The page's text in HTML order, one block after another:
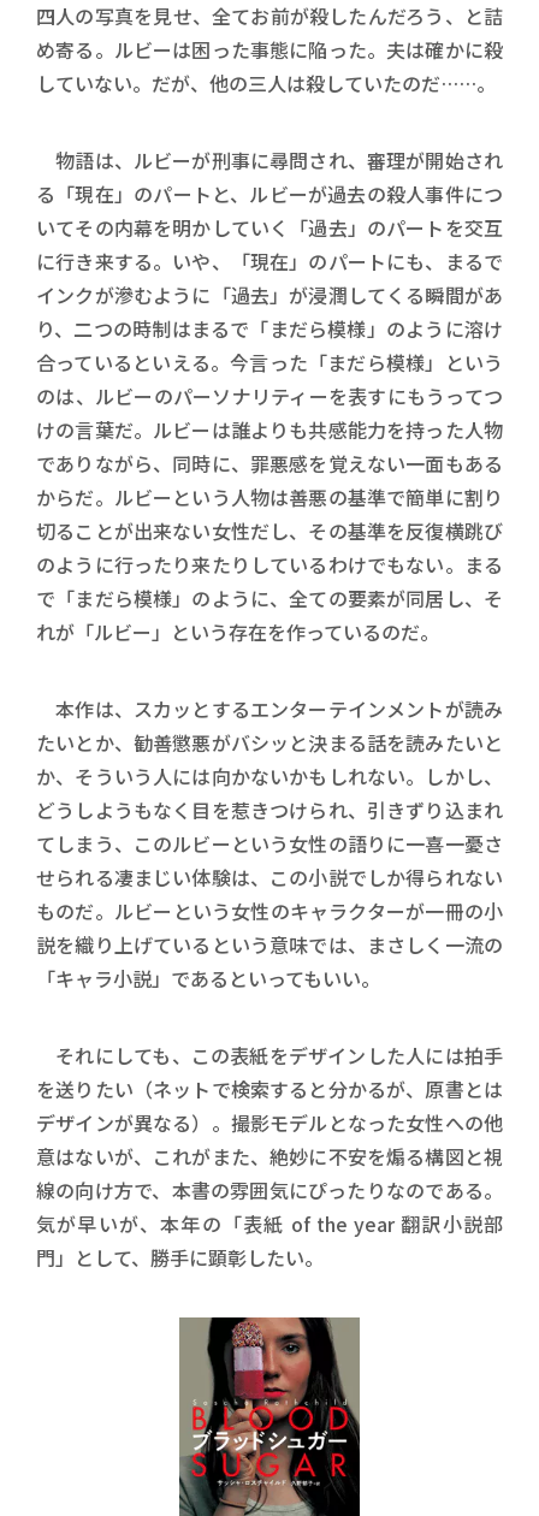
四人の写真を見せ、全てお前が殺したんだろう、と詰
め寄る。ルビーは困った事態に陥った。夫は確かに殺
していない。だが、他の三人は殺していたのだ……。
物語は、ルビーが刑事に尋問され、審理が開始され
る「現在」のパートと、ルビーが過去の殺人事件につ
いてその内幕を明かしていく「過去」のパートを交互
に行き来する。いや、「現在」のパートにも、まるで
インクが滲むように「過去」が浸潤してくる瞬間があ
り、二つの時制はまるで「まだら模様」のように溶け
合っているといえる。今言った「まだら模様」という
のは、ルビーのパーソナリティーを表すにもうってつ
けの言葉だ。ルビーは誰よりも共感能力を持った人物
でありながら、同時に、罪悪感を覚えない一面もある
からだ。ルビーという人物は善悪の基準で簡単に割り
切ることが出来ない女性だし、その基準を反復横跳び
のように行ったり来たりしているわけでもない。まる
で「まだら模様」のように、全ての要素が同居し、そ
れが「ルビー」という存在を作っているのだ。
本作は、スカッとするエンターテインメントが読み
たいとか、勧善懲悪がバシッと決まる話を読みたいと
か、そういう人には向かないかもしれない。しかし、
どうしようもなく目を惹きつけられ、引きずり込まれ
てしまう、このルビーという女性の語りに一喜一憂さ
せられる凄まじい体験は、この小説でしか得られない
ものだ。ルビーという女性のキャラクターが一冊の小
説を織り上げているという意味では、まさしく一流の
「キャラ小説」であるといってもいい。
それにしても、この表紙をデザインした人には拍手
を送りたい（ネットで検索すると分かるが、原書とは
デザインが異なる）。撮影モデルとなった女性への他
意はないが、これがまた、絶妙に不安を煽る構図と視
線の向け方で、本書の雰囲気にぴったりなのである。
気が早いが、本年の「表紙 of the year 翻訳小説部
門」として、勝手に顕彰したい。